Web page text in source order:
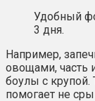
Удобный
3 дня.
Например,
овощами, часть
боулы с крупой.
помогает не